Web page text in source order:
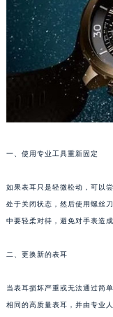
一、使用专业工具重新固定
如果表耳只是轻微松动，可以
处于关闭状态，然后使用螺丝
中要轻柔对待，避免对手表造成
二、更换新的表耳
当表耳损坏严重或无法通过简
相同的高质量表耳，并由专业